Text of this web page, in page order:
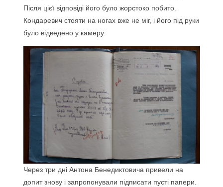
Після цієї відповіді його було жорстоко побито.
Кондаревич стояти на ногах вже не міг, і його під руки
було відведено у камеру.
Через три дні Антона Бенедиктовича привели на
допит знову і запропонували підписати пусті папери.